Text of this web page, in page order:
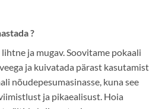
?
ja mugav. Soovitame pokaali
ja kuivatada pärast kasutamist
nõudepesumasinasse, kuna see
ja pikaealisust. Hoia